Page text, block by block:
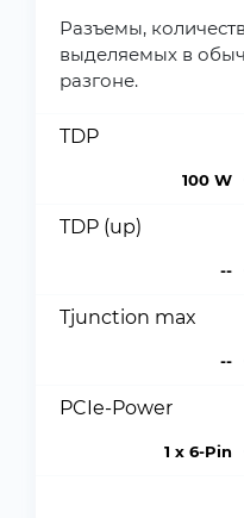
Разъемы,
выделяемых в
разгоне.
TDP
100 W
TDP (up)
--
Tjunction max
--
PCIe-Power
1 x 6-Pin